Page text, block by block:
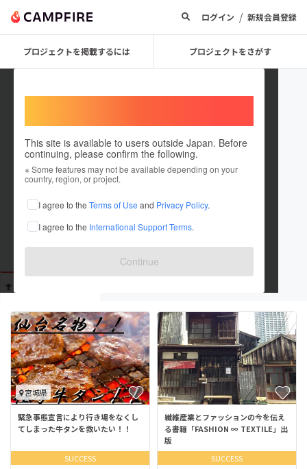
ログイン / 新規会員登録
プロジェクトを掲載するには プロジェクトをさがす
This site is available to users outside Japan. Before
continuing, please confirm the following.
※ Some features may not be available depending on your
country, region, or project.
I agree to the Terms of Use and Privacy Policy.
I agree to the International Support Terms.
Continue
heso_sumi
出身国：日本 出身地：未設定
宮城県
緊急事態宣言により行き場をなくし
てしまった牛タンを救いたい！！
SUCCESS
繊維産業とファッションの今を伝え
る書籍「FASHION ∞ TEXTILE」出
版
SUCCESS